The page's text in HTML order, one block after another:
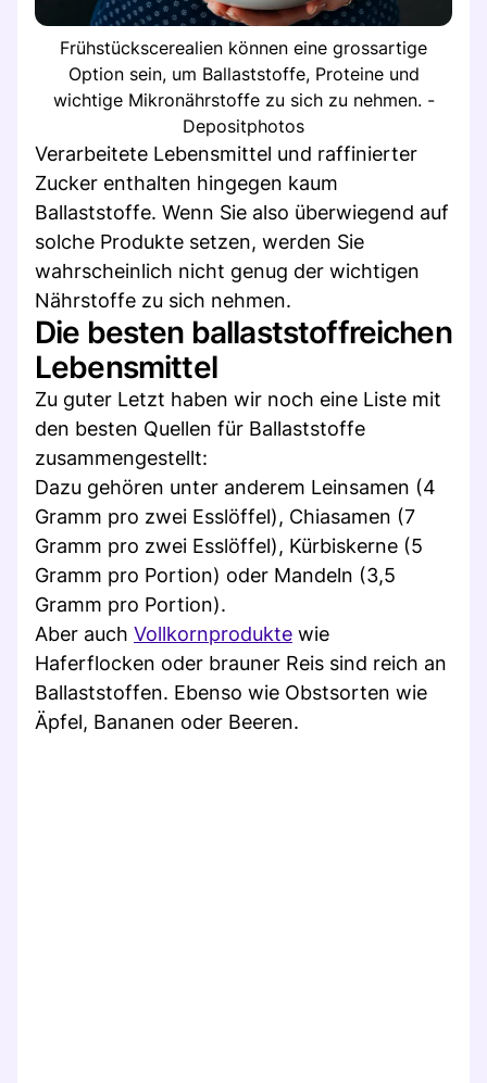
Frühstückscerealien können eine grossartige
Option sein, um Ballaststoffe, Proteine und
wichtige Mikronährstoffe zu sich zu nehmen. -
Depositphotos
Verarbeitete Lebensmittel und raffinierter
Zucker enthalten hingegen kaum
Ballaststoffe. Wenn Sie also überwiegend auf
solche Produkte setzen, werden Sie
wahrscheinlich nicht genug der wichtigen
Nährstoffe zu sich nehmen.
Die besten ballaststoffreichen
Lebensmittel
Zu guter Letzt haben wir noch eine Liste mit
den besten Quellen für Ballaststoffe
zusammengestellt:
Dazu gehören unter anderem Leinsamen (4
Gramm pro zwei Esslöffel), Chiasamen (7
Gramm pro zwei Esslöffel), Kürbiskerne (5
Gramm pro Portion) oder Mandeln (3,5
Gramm pro Portion).
Aber auch Vollkornprodukte wie
Haferflocken oder brauner Reis sind reich an
Ballaststoffen. Ebenso wie Obstsorten wie
Äpfel, Bananen oder Beeren.